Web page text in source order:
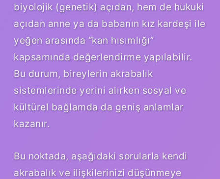
biyolojik (genetik) açıdan, hem de hukuki
açıdan anne ya da babanın kız kardeşi ile
yeğen arasında “kan hısımlığı”
kapsamında değerlendirme yapılabilir.
Bu durum, bireylerin akrabalık
sistemlerinde yerini alırken sosyal ve
kültürel bağlamda da geniş anlamlar
kazanır.
Bu noktada, aşağıdaki sorularla kendi
akrabalık ve ilişkilerinizi düşünmeye